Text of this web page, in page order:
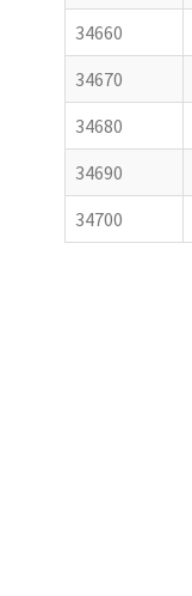
34660
34670
34680
34690
34700